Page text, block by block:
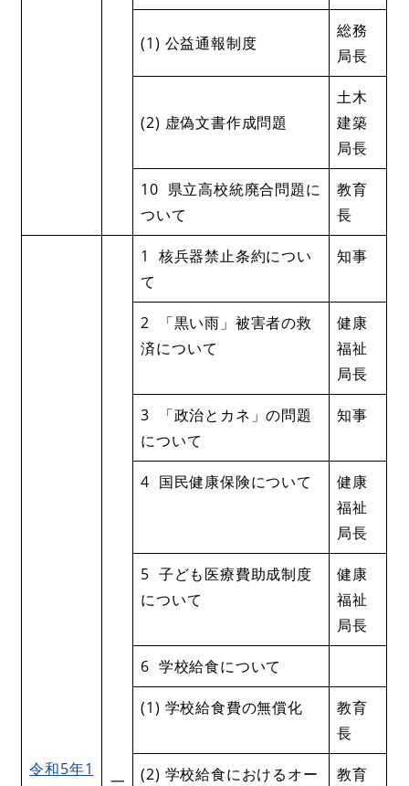
(1) 公益通報制度
総務
局長
(2) 虚偽文書作成問題
土木
建築
局長
10 県立高校統廃合問題に
ついて
教育
長
令和5年1
一
1 核兵器禁止条約につい
て
知事
2 「黒い雨」被害者の救
済について
健康
福祉
局長
3 「政治とカネ」の問題
について
知事
4 国民健康保険について
健康
福祉
局長
5 子ども医療費助成制度
について
健康
福祉
局長
6 学校給食について
(1) 学校給食費の無償化
教育
長
(2) 学校給食におけるオー 教育